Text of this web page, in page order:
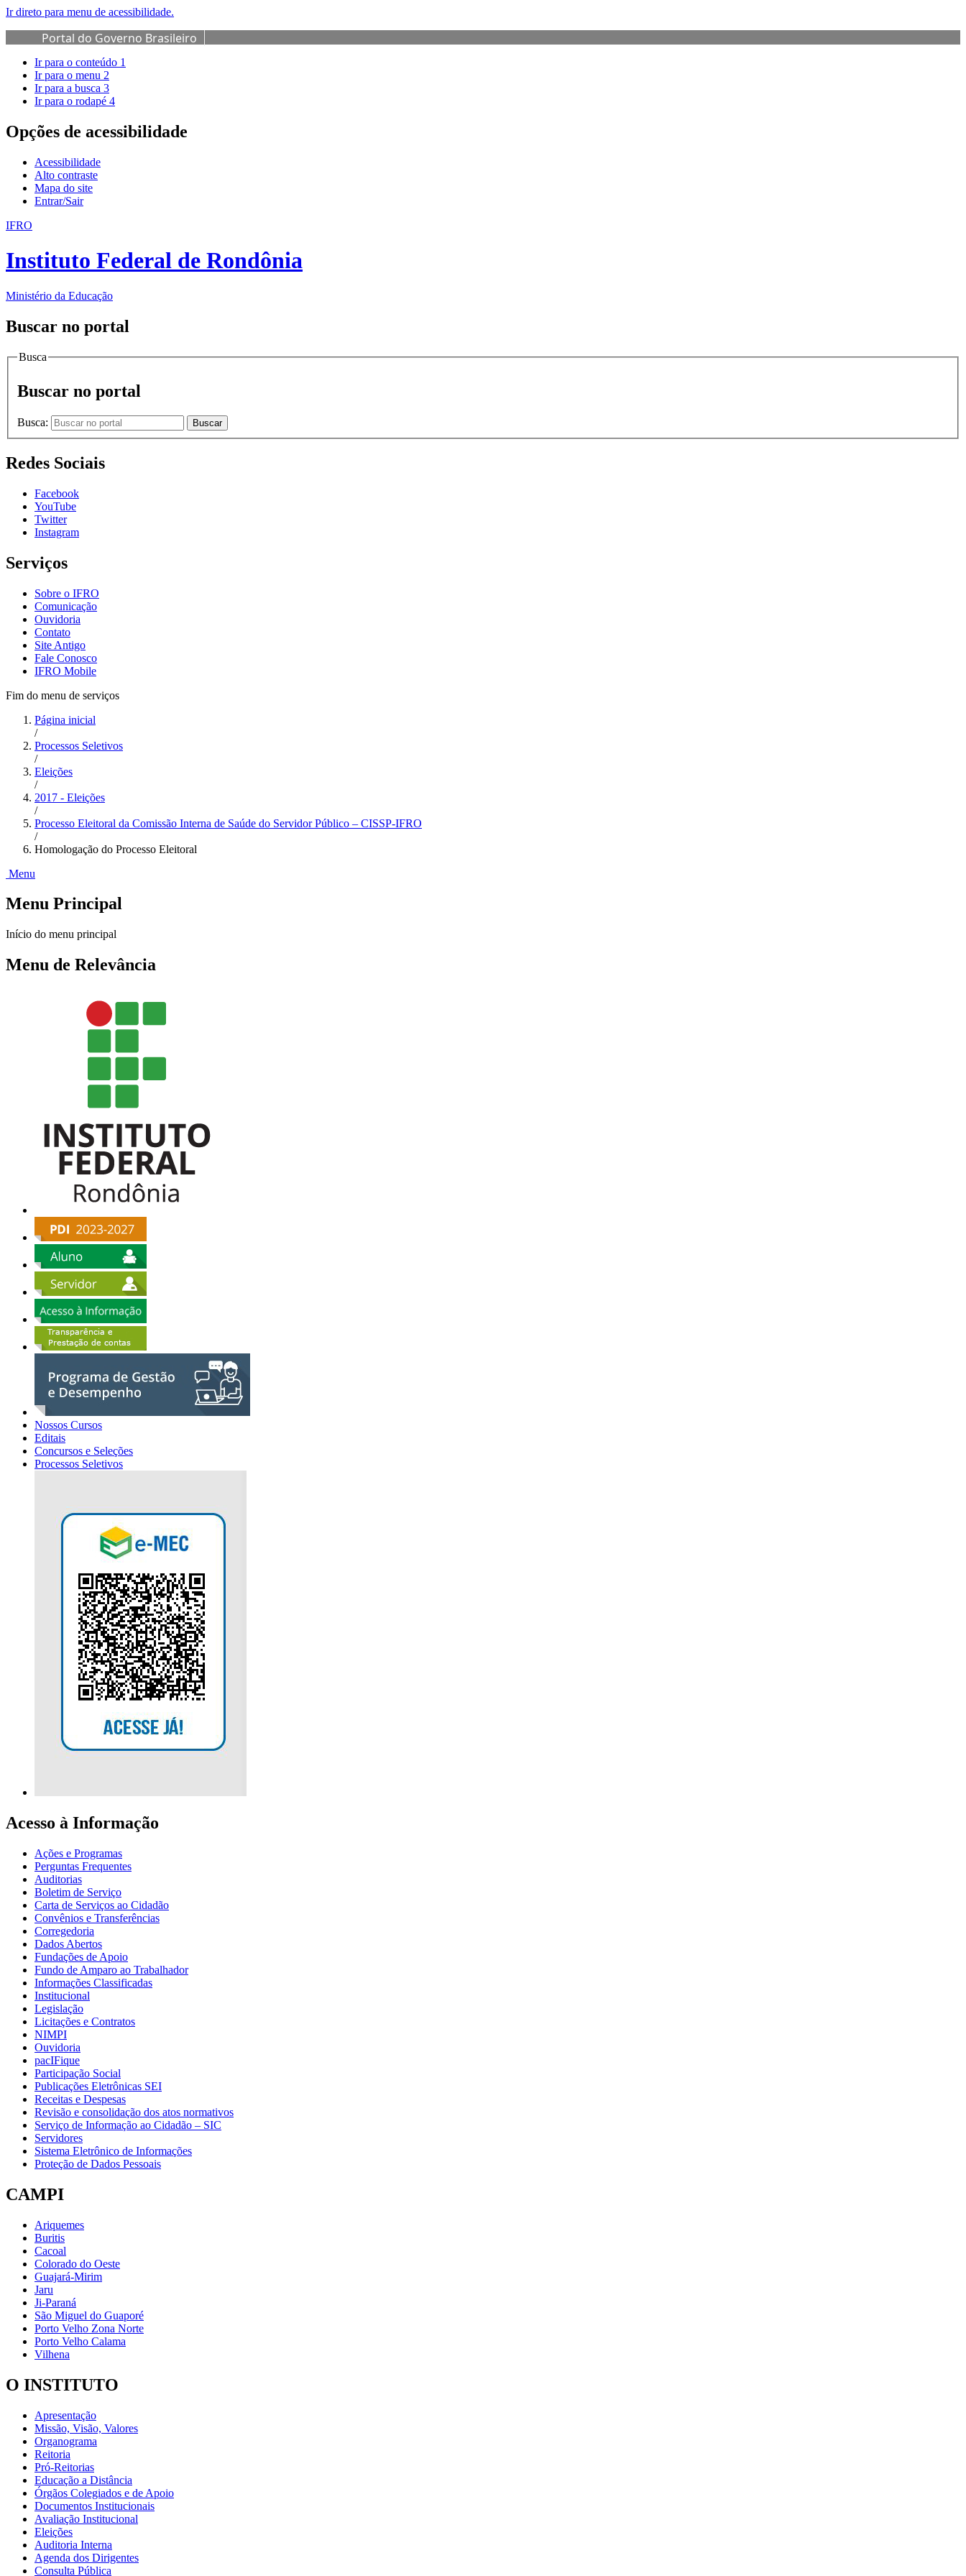
Ir direto para menu de acessibilidade.
Portal do Governo Brasileiro
Ir para o conteúdo 1
Ir para o menu 2
Ir para a busca 3
Ir para o rodapé 4
Opções de acessibilidade
Acessibilidade
Alto contraste
Mapa do site
Entrar/Sair
IFRO
Instituto Federal de Rondônia
Ministério da Educação
Buscar no portal
Busca
Buscar no portal
Busca: Buscar
Redes Sociais
Facebook
YouTube
Twitter
Instagram
Serviços
Sobre o IFRO
Comunicação
Ouvidoria
Contato
Site Antigo
Fale Conosco
IFRO Mobile
Fim do menu de serviços
Página inicial
/
Processos Seletivos
/
Eleições
/
2017 - Eleições
/
Processo Eleitoral da Comissão Interna de Saúde do Servidor Público – CISSP-IFRO
/
Homologação do Processo Eleitoral
Menu
Menu Principal
Início do menu principal
Menu de Relevância
Nossos Cursos
Editais
Concursos e Seleções
Processos Seletivos
Acesso à Informação
Ações e Programas
Perguntas Frequentes
Auditorias
Boletim de Serviço
Carta de Serviços ao Cidadão
Convênios e Transferências
Corregedoria
Dados Abertos
Fundações de Apoio
Fundo de Amparo ao Trabalhador
Informações Classificadas
Institucional
Legislação
Licitações e Contratos
NIMPI
Ouvidoria
pacIFique
Participação Social
Publicações Eletrônicas SEI
Receitas e Despesas
Revisão e consolidação dos atos normativos
Serviço de Informação ao Cidadão – SIC
Servidores
Sistema Eletrônico de Informações
Proteção de Dados Pessoais
CAMPI
Ariquemes
Buritis
Cacoal
Colorado do Oeste
Guajará-Mirim
Jaru
Ji-Paraná
São Miguel do Guaporé
Porto Velho Zona Norte
Porto Velho Calama
Vilhena
O INSTITUTO
Apresentação
Missão, Visão, Valores
Organograma
Reitoria
Pró-Reitorias
Educação a Distância
Órgãos Colegiados e de Apoio
Documentos Institucionais
Avaliação Institucional
Eleições
Auditoria Interna
Agenda dos Dirigentes
Consulta Pública